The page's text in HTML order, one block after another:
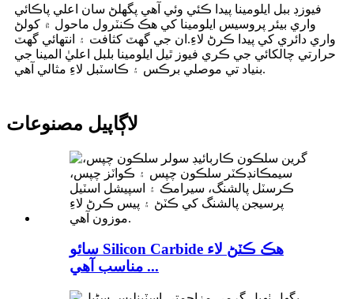
فيوزڊ ببل ايلومينا پيدا ڪئي وئي آهي پگھلڻ سان اعلي پاڪائي
واري بيئر پروسيس ايلومينا کي هڪ ڪنٽرول ماحول ۾ کولڻ
واري دائري کي پيدا ڪرڻ لاءِ.ان جي گهٽ کثافت ۽ انتهائي گهٽ
حرارتي چالکائي جي ڪري فيوز ٿيل ايلومينا بلبل اعليٰ المينا جي
بنياد تي موصلي برڪس ۽ ڪاسٽبل لاءِ مثالي آهي.
لاڳاپيل مصنوعات
سائو Silicon Carbide هڪ ڪٽڻ لاء
مناسب آهي ...